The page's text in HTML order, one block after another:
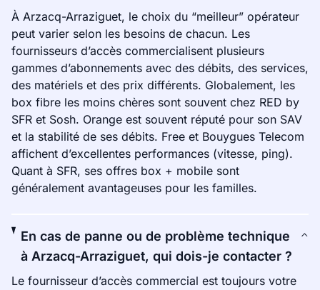
À Arzacq-Arraziguet, le choix du “meilleur” opérateur
peut varier selon les besoins de chacun. Les
fournisseurs d’accès commercialisent plusieurs
gammes d’abonnements avec des débits, des services,
des matériels et des prix différents. Globalement, les
box fibre les moins chères sont souvent chez RED by
SFR et Sosh. Orange est souvent réputé pour son SAV
et la stabilité de ses débits. Free et Bouygues Telecom
affichent d’excellentes performances (vitesse, ping).
Quant à SFR, ses offres box + mobile sont
généralement avantageuses pour les familles.
En cas de panne ou de problème technique
à Arzacq-Arraziguet, qui dois-je contacter ?
Le fournisseur d’accès commercial est toujours votre